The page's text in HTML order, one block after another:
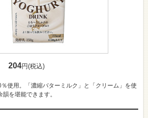
204円(税込)
使用。「濃縮バターミルク」と「クリーム」を使
を堪能できます。